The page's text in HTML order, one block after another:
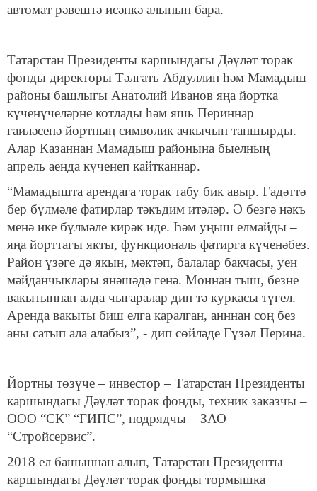
автомат рәвештә исәпкә алынып бара.
Татарстан Президенты каршындагы Дәүләт торак
фонды директоры Тәлгать Абдуллин һәм Мамадыш
районы башлыгы Анатолий Иванов яңа йортка
күченүчеләрне котлады һәм яшь Периннар
гаиләсенә йортның символик ачкычын тапшырды.
Алар Казаннан Мамадыш районына быелның
апрель аенда күченеп кайтканнар.
“Мамадышта арендага торак табу бик авыр. Гадәттә
бер бүлмәле фатирлар тәкъдим итәләр. Ә безгә нәкъ
менә ике бүлмәле кирәк иде. Һәм уңыш елмайды –
яңа йорттагы якты, функциональ фатирга күченәбез.
Район үзәге дә якын, мәктәп, балалар бакчасы, уен
мәйданчыклары янәшәдә генә. Моннан тыш, безне
вакытыннан алда чыгаралар дип тә куркасы түгел.
Аренда вакыты биш елга каралган, анннан соң без
аны сатып ала алабыз”, - дип сөйләде Гүзәл Перина.
Йортны төзүче – инвестор – Татарстан Президенты
каршындагы Дәүләт торак фонды, техник заказчы –
ООО “СК” “ГИПС”, подрядчы – ЗАО
“Стройсервис”.
2018 ел башыннан алып, Татарстан Президенты
каршындагы Дәүләт торак фонды тормышка